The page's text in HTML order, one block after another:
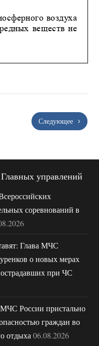
Следующее
управлений
соревнований в
Глава МЧС
о новых мерах
при ЧС
России пристально
граждан во
отдыха 06.08.2026